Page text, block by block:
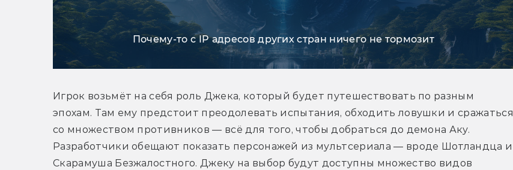
Почему-то с IP адресов других стран ничего не тормозит
Игрок возьмёт на себя роль Джека, который будет путешествовать по разным
эпохам. Там ему предстоит преодолевать испытания, обходить ловушки и сражаться
со множеством противников — всё для того, чтобы добраться до демона Аку.
Разработчики обещают показать персонажей из мультсериала — вроде Шотландца и
Скарамуша Безжалостного. Джеку на выбор будут доступны множество видов